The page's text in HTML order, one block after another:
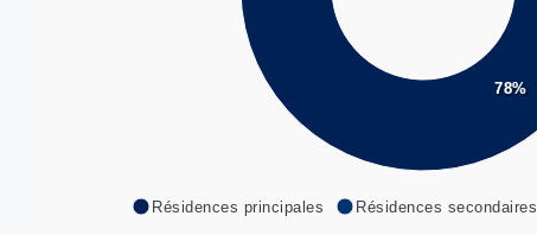
78%
Résidences principales Résidences secondaires